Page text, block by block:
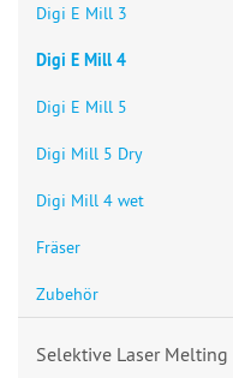
Digi E Mill 3
Digi E Mill 4
Digi E Mill 5
Digi Mill 5 Dry
Digi Mill 4 wet
Fräser
Zubehör
Selektive Laser Melting